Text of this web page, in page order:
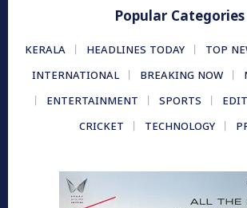
Popular Categories
KERALA HEADLINES TODAY TOP
INTERNATIONAL
BREAKING NOW
ENTERTAINMENT
SPORTS
CRICKET
TECHNOLOGY